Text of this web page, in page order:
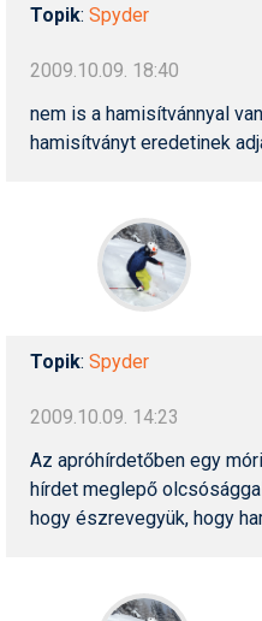
Topik: Spyder
2009.10.09. 18:40
nem is a hamisítvánnyal
hamisítványt eredetinek
Topik: Spyder
2009.10.09. 14:23
Az apróhírdetőben egy
hírdet meglepő
hogy észrevegyük, hogy